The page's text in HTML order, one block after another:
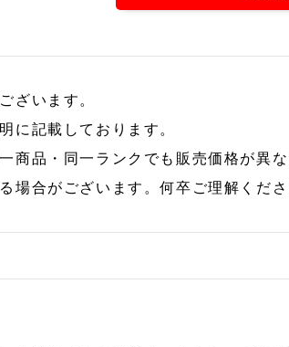
ざいます。
に記載しております。
商品・同一ランクでも販売価格が異
場合がございます。何卒ご理解くださ